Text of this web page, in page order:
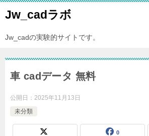
Jw_cadラボ
Jw_cadの実験的サイトです。
車 cadデータ 無料
公開日： 2025年11月13日
未分類
0